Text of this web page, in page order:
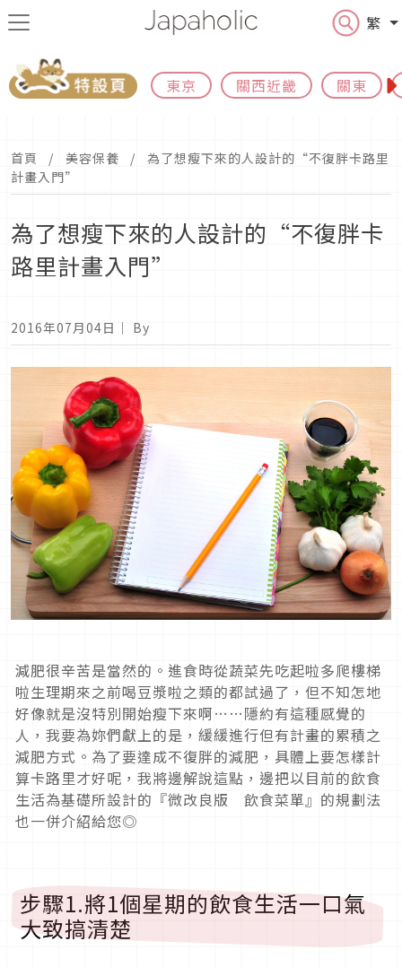
繁
東京 關西近畿 關東
首頁 美容保養
為了想瘦下來的人設計的“不復胖卡路里
計畫入門”
為了想瘦下來的人設計的“不復胖卡
路里計畫入門”
2016年07月04日 ｜ By
減肥很辛苦是當然的。進食時從蔬菜先吃起啦多爬樓梯
啦生理期來之前喝豆漿啦之類的都試過了，但不知怎地
好像就是沒特別開始瘦下來啊……隱約有這種感覺的
人，我要為妳們獻上的是，緩緩進行但有計畫的累積之
減肥方式。為了要達成不復胖的減肥，具體上要怎樣計
算卡路里才好呢，我將邊解說這點，邊把以目前的飲食
生活為基礎所設計的『微改良版 飲食菜單』的規劃法
也一併介紹給您◎
步驟1.將1個星期的飲食生活一口氣
大致搞清楚